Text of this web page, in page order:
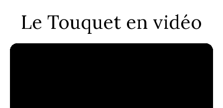
Le Touquet en vidéo